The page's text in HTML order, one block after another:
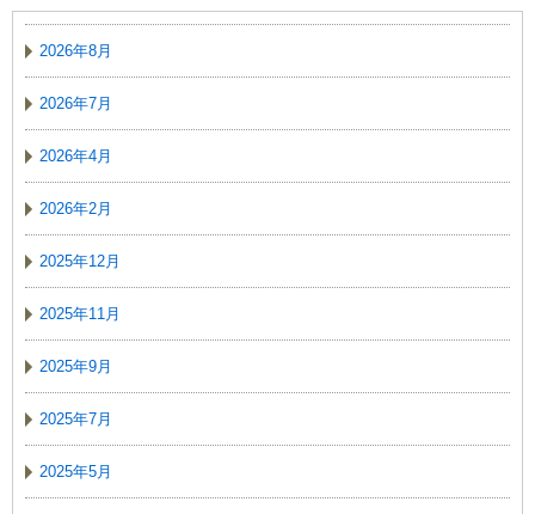
2026年8月
2026年7月
2026年4月
2026年2月
2025年12月
2025年11月
2025年9月
2025年7月
2025年5月